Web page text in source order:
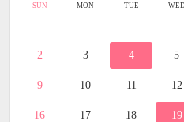
SUN MON TUE WED
2 3 4 5
9 10 11 12
16 17 18 19